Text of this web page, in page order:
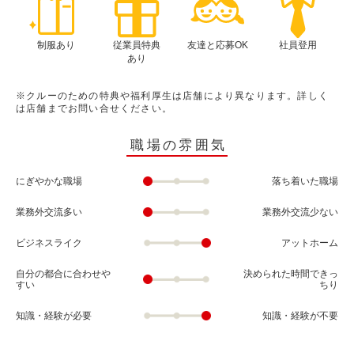
制服あり
従業員特典
あり
友達と応募OK 社員登用
※クルーのための特典や福利厚生は店舗により異なります。詳しく
は店舗までお問い合せください。
職場の雰囲気
にぎやかな職場 落ち着いた職場
業務外交流多い 業務外交流少ない
ビジネスライク アットホーム
自分の都合に合わせや
すい
決められた時間できっ
ちり
知識・経験が必要 知識・経験が不要